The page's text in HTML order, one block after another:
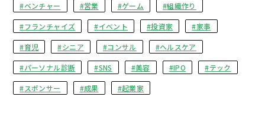
ベンチャー 営業 ゲーム 組織作り
フランチャイズ イベント 投資家 家事
育児 シニア コンサル ヘルスケア
パーソナル診断 SNS 美容 IPO テック
スポンサー 成果 起業家